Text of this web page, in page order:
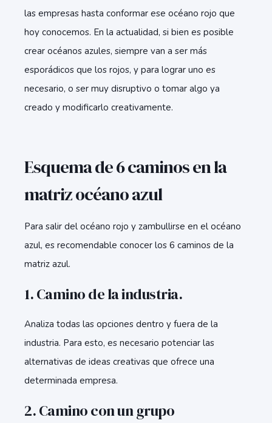
las empresas hasta conformar ese océano rojo que
hoy conocemos. En la actualidad, si bien es posible
crear océanos azules, siempre van a ser más
esporádicos que los rojos, y para lograr uno es
necesario, o ser muy disruptivo o tomar algo ya
creado y modificarlo creativamente.
Esquema de 6 caminos en la
matriz océano azul
Para salir del océano rojo y zambullirse en el océano
azul, es recomendable conocer los 6 caminos de la
matriz azul.
1. Camino de la industria.
Analiza todas las opciones dentro y fuera de la
industria. Para esto, es necesario potenciar las
alternativas de ideas creativas que ofrece una
determinada empresa.
2. Camino con un grupo